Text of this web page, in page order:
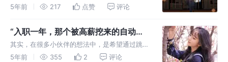
程师献上5招独家绝技！>>> 软件行业正迈向自
的生态系统的步伐，必须加快应用程序的交付时
间，但不能以牺牲质量为代价。
5年前 217 点赞 评论
“入职一年，那个被高薪挖来的自动化
软件测试被劝退了。”
其实，在很多小伙伴的想法中，是希望通过跳槽
实现薪酬涨幅，可是跳槽不是冲动后决定，应该
5年前 355 2 评论